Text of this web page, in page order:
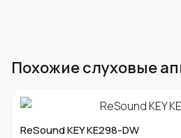
Похожие слуховые
ReSound KEY KE298-DW